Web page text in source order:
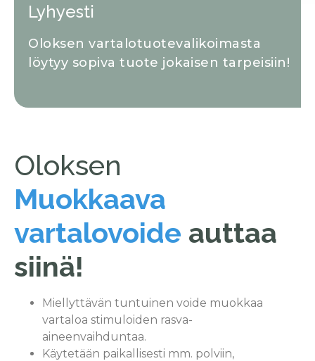
Lyhyesti
Oloksen vartalotuotevalikoimasta
löytyy sopiva tuote jokaisen tarpeisiin!
Oloksen
Muokkaava
vartalovoide auttaa
siinä!
Miellyttävän tuntuinen voide muokkaa
vartaloa stimuloiden rasva-
aineenvaihduntaa.
Käytetään paikallisesti mm. polviin,